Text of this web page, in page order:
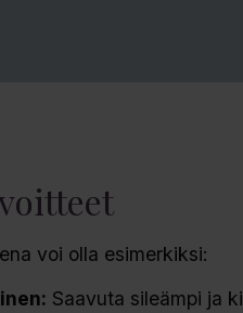
voi olla esimerkiksi:
Saavuta sileämpi ja